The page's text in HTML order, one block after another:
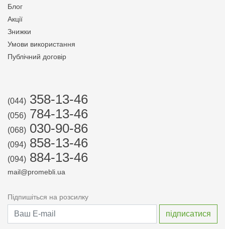
Блог
Акції
Знижки
Умови використання
Публічний договір
(044) 358-13-46
(056) 784-13-46
(068) 030-90-86
(094) 858-13-46
(094) 884-13-46
mail@promebli.ua
Підпишіться на розсилку